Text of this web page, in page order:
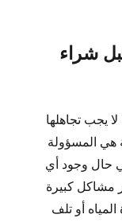
شراء
يجب تجاهلها
هي المسؤولة
حال وجود أي
مشاكل كبيرة
المياه أو تلف